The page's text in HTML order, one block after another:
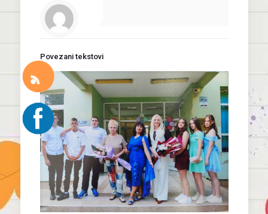
Povezani tekstovi